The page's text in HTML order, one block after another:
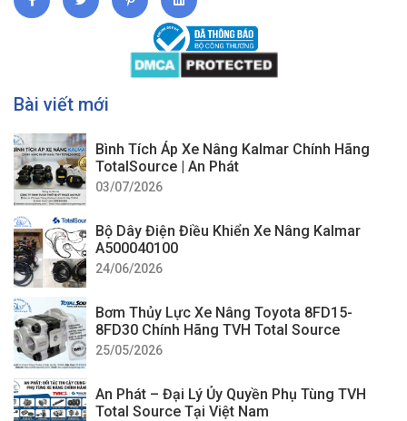
Bài viết mới
Bình Tích Áp Xe Nâng Kalmar Chính Hãng
TotalSource | An Phát
03/07/2026
Bộ Dây Điện Điều Khiển Xe Nâng Kalmar
A500040100
24/06/2026
Bơm Thủy Lực Xe Nâng Toyota 8FD15-
8FD30 Chính Hãng TVH Total Source
25/05/2026
An Phát – Đại Lý Ủy Quyền Phụ Tùng TVH
Total Source Tại Việt Nam